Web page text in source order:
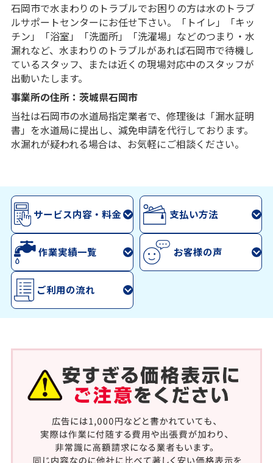
石岡市で水まわりのトラブルでお困りの方は水のトラブ
ルサポートセンターにお任せ下さい。「トイレ」「キッ
チン」「浴室」「洗面所」「洗濯場」などのつまり・水
漏れなど、水まわりのトラブルがあれば石岡市で待機し
ているスタッフ、または近くの現場対応中のスタッフが
出動いたします。
事業所の住所：茨城県石岡市
当社は石岡市の水道局指定業者で、修理後は「漏水証明
書」を水道局に提出し、減免申請を代行しております。
水漏れが疑われる場合は、お気軽にご相談ください。
サービス内容・料金 支払い方法
作業実績一覧 お客様の声
ご利用の流れ